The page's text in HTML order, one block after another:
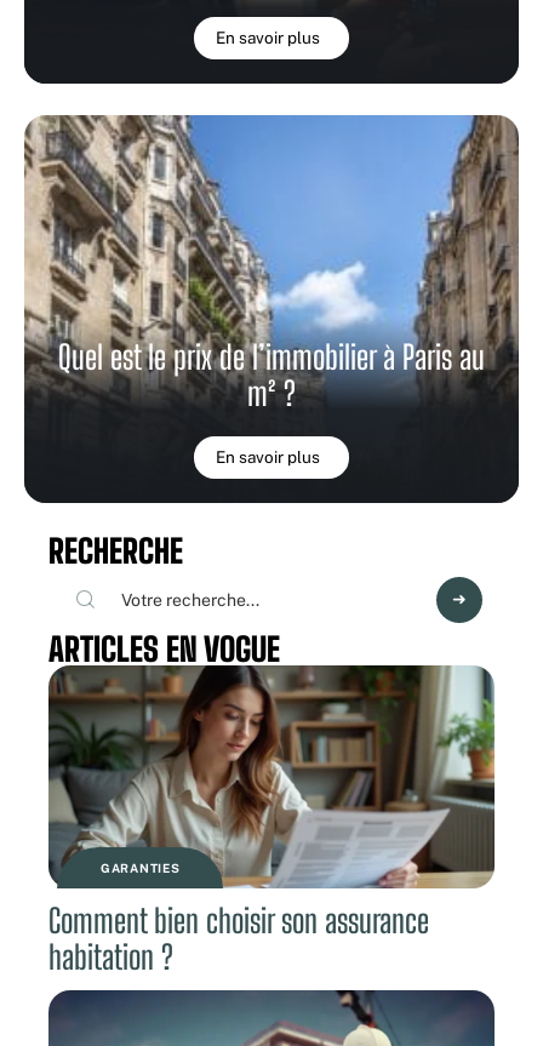
En savoir plus
Quel est le prix de l’immobilier à Paris au
m² ?
En savoir plus
RECHERCHE
ARTICLES EN VOGUE
GARANTIES
Comment bien choisir son assurance
habitation ?